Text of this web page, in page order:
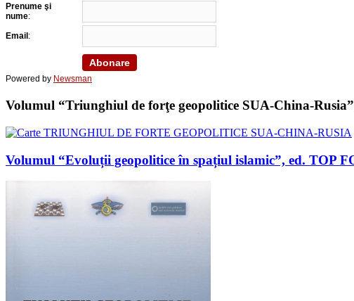
Prenume şi
nume:
Email:
Powered by Newsman
Volumul “Triunghiul de forţe geopolitice SUA-China-
Volumul “Evoluții geopolitice în spațiul islamic”, ed. TOP